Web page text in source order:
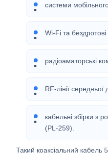
системи
Wi-Fi та бездротові
радіоаматорські
RF-лінії
кабельні збірки з
(PL-259).
Такий коаксіальний